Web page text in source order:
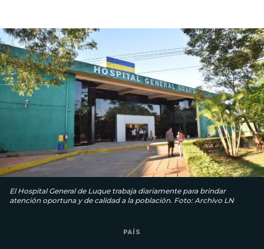
El Hospital General de Luque trabaja diariamente para brindar
atención oportuna y de calidad a la población. Foto: Archivo LN
PAÍS